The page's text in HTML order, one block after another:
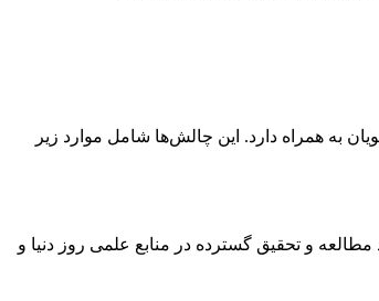
به همراه دارد. این چالش‌ها شامل موارد زیر
و تحقیق گسترده در منابع علمی روز دنیا و